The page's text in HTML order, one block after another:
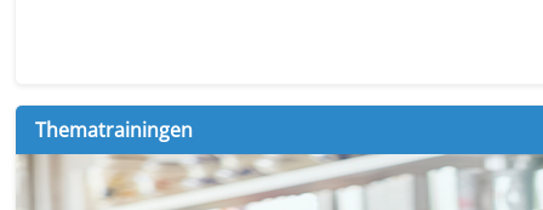
Thematrainingen